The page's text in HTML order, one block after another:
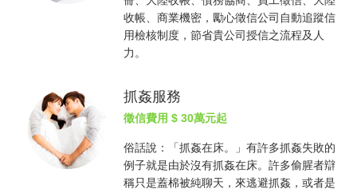
收帳、商業機密，勵心徵信公司 自動追蹤信
用檢核制度，節省貴公司授信之流程及人
力。
抓姦服務
徵信費用 $ 30萬元起
俗話說：「抓姦在床。」有許多抓姦失敗的
例子就是由於沒有抓姦在床。許多偷腥者辯
稱只是蓋棉被純聊天，來逃避抓姦 ，或者是